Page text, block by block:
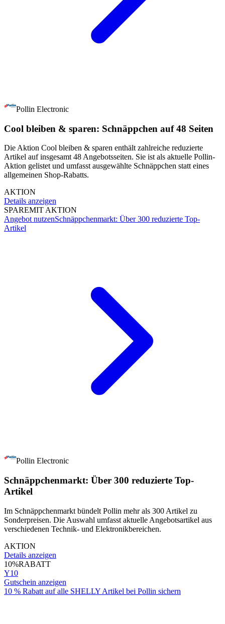
Pollin Electronic
Cool bleiben & sparen: Schnäppchen auf 48 Seiten
Die Aktion Cool bleiben & sparen enthält zahlreiche reduzierte
Artikel auf insgesamt 48 Angebotsseiten. Sie ist als aktuelle Pollin-
Aktion gelistet und umfasst ausgewählte Schnäppchen statt eines
allgemeinen Shop-Rabatts.
AKTION
Details anzeigen
SPAREMIT AKTION
Angebot nutzenSchnäppchenmarkt: Über 300 reduzierte Top-
Artikel
Pollin Electronic
Schnäppchenmarkt: Über 300 reduzierte Top-
Artikel
Im Schnäppchenmarkt bündelt Pollin mehr als 300 Artikel zu
Sonderpreisen. Die Auswahl umfasst aktuelle Angebotsartikel aus
verschiedenen Technik- und Elektronikbereichen.
AKTION
Details anzeigen
10%RABATT
Y10
Gutschein anzeigen
10 % Rabatt auf alle SHELLY Artikel bei Pollin sichern